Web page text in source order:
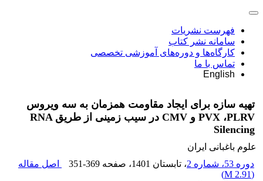
فهرست نشریات
سامانه نشر کتاب
کارگاه‌ها و دوره‌های آموزشی تخصصی
تماس با ما
English
تهیه سازه برای ایجاد مقاومت همزمان به سه ویروس
‏PLRV، ‏PVX‏ و ‏CMV‏ در سیب زمینی از طریق ‏RNA
Silencing
علوم باغبانی ایران
دوره 53، شماره 2
، تابستان 1401 ، صفحه 351-369
اصل مقاله
(
2.91 M
)